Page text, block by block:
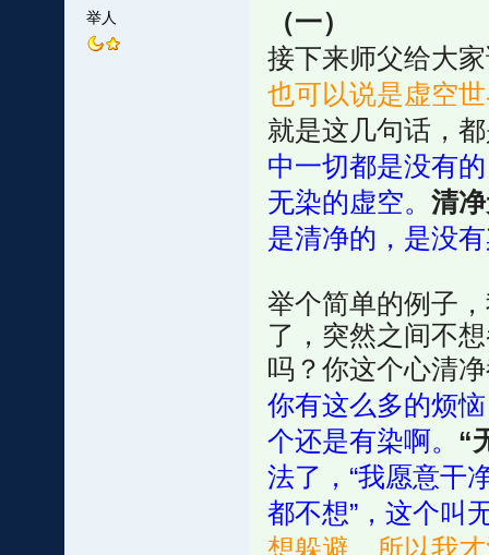
举人
（一）
接下来师父给大
也可以说是虚空
就是这几句话，
中一切都是没有
无染的虚空。 清
是清净的，是没
举个简单的例子
了，突然之间不
吗？你这个心清
你有这么多的烦
个还是有染啊。 “
法了，“我愿意干
都不想”，这个叫
想躲避，所以我